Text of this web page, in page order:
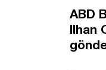
ABD
Ilhan